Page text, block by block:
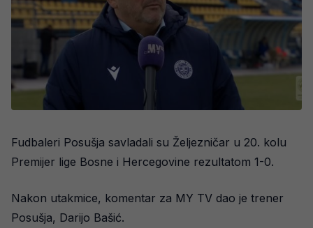
Fudbaleri Posušja savladali su Željezničar u 20. kolu
Premijer lige Bosne i Hercegovine rezultatom 1-0.
Nakon utakmice, komentar za MY TV dao je trener
Posušja, Darijo Bašić.